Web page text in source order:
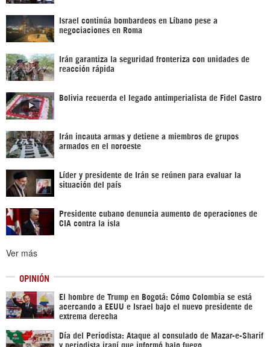
Israel continúa bombardeos en Líbano pese a
negociaciones en Roma
Irán garantiza la seguridad fronteriza con unidades de
reacción rápida
Bolivia recuerda el legado antimperialista de Fidel Castro
Irán incauta armas y detiene a miembros de grupos
armados en el noroeste
Líder y presidente de Irán se reúnen para evaluar la
situación del país
Presidente cubano denuncia aumento de operaciones de
CIA contra la isla
Ver más
OPINIÓN
El hombre de Trump en Bogotá: Cómo Colombia se está
acercando a EEUU e Israel bajo el nuevo presidente de
extrema derecha
Día del Periodista: Ataque al consulado de Mazar-e-Sharif
y periodista iraní que informó bajo fuego